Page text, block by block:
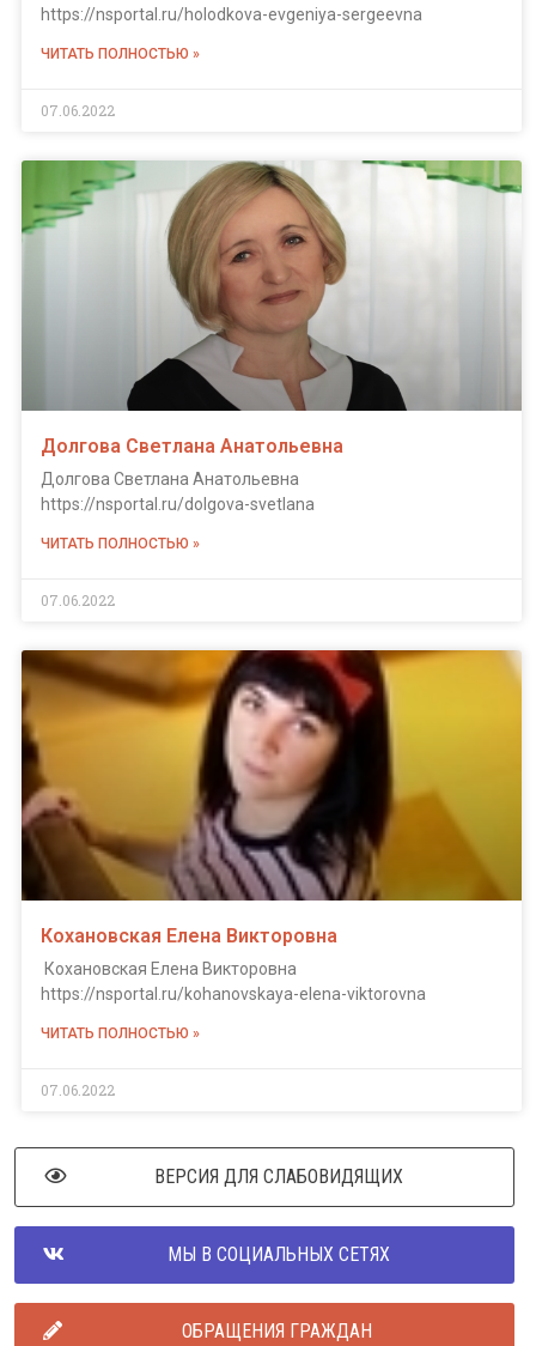
https://nsportal.ru/holodkova-evgeniya-sergeevna
ЧИТАТЬ ПОЛНОСТЬЮ »
07.06.2022
Долгова Светлана Анатольевна
Долгова Светлана Анатольевна
https://nsportal.ru/dolgova-svetlana
ЧИТАТЬ ПОЛНОСТЬЮ »
07.06.2022
Кохановская Елена Викторовна
Кохановская Елена Викторовна
https://nsportal.ru/kohanovskaya-elena-viktorovna
ЧИТАТЬ ПОЛНОСТЬЮ »
07.06.2022
ВЕРСИЯ ДЛЯ СЛАБОВИДЯЩИХ
МЫ В СОЦИАЛЬНЫХ СЕТЯХ
ОБРАЩЕНИЯ ГРАЖДАН